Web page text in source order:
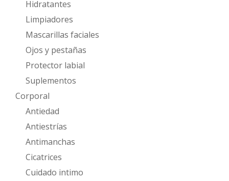
Hidratantes
Limpiadores
Mascarillas faciales
Ojos y pestañas
Protector labial
Suplementos
Corporal
Antiedad
Antiestrías
Antimanchas
Cicatrices
Cuidado intimo